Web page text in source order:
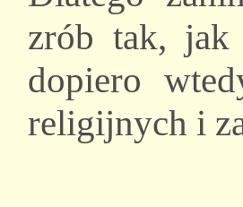
zrób tak,
dopiero
religijnych i